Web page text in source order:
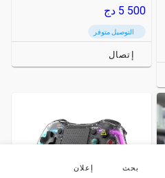
5 500 دج
التوصيل متوفر
إتصال
بحث إعلان